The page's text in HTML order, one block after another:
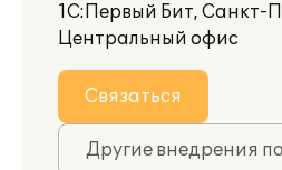
1С:Первый Бит, Санкт-
Центральный офис
Связаться
Другие внедрения